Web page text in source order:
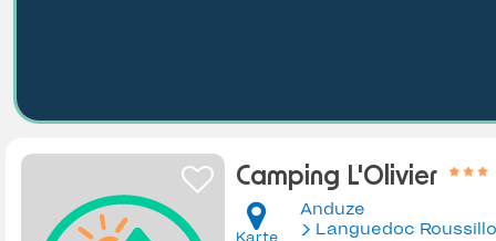
Camping L'Olivier
Karte
Anduze
Languedoc